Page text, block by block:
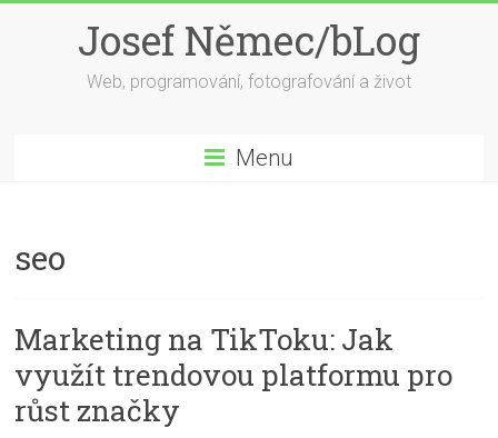
Josef Němec/bLog
Web, programování, fotografování a život
Menu
seo
Marketing na TikToku: Jak
využít trendovou platformu pro
růst značky